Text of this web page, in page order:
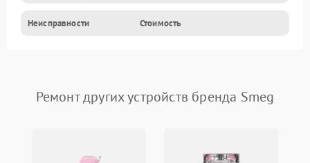
Неисправности Стоимость
Ремонт других устройств бренда Smeg